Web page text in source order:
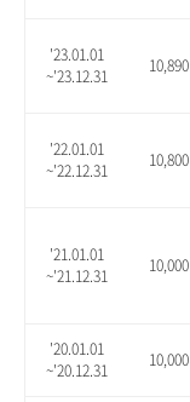
'23.01.01
~'23.12.31
10,890
'22.01.01
~'22.12.31
10,800
'21.01.01
~'21.12.31
10,000
'20.01.01
~'20.12.31
10,000